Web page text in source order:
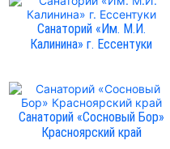
Санаторий «Им. М.И.
Калинина» г. Ессентуки
Санаторий «Сосновый Бор»
Красноярский край